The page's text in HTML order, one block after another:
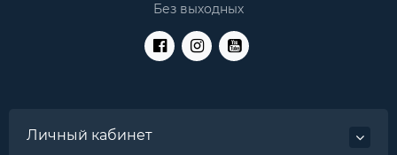
Без выходных
Личный кабинет